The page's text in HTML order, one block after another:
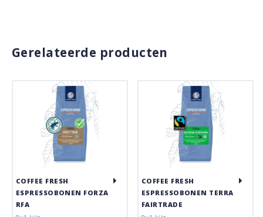
Gerelateerde producten
COFFEE FRESH
ESPRESSOBONEN FORZA
RFA
COFFEE FRESH
ESPRESSOBONEN TERRA
FAIRTRADE